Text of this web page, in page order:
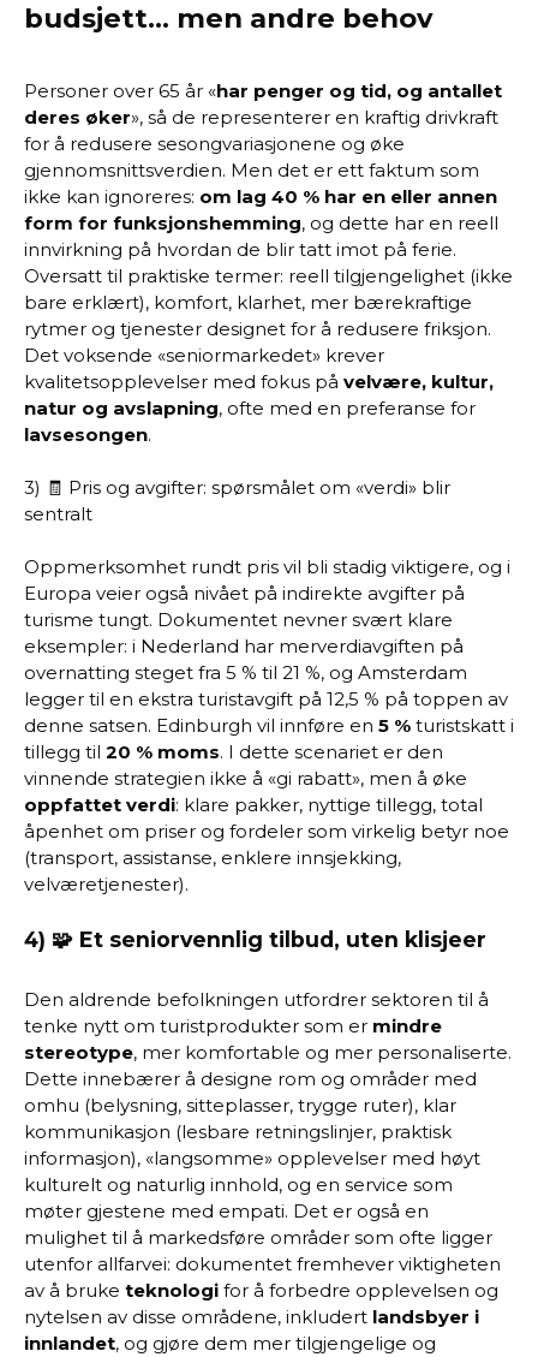
budsjett... men andre behov
Personer over 65 år «har penger og tid, og antallet
deres øker», så de representerer en kraftig drivkraft
for å redusere sesongvariasjonene og øke
gjennomsnittsverdien. Men det er ett faktum som
ikke kan ignoreres: om lag 40 % har en eller annen
form for funksjonshemming, og dette har en reell
innvirkning på hvordan de blir tatt imot på ferie.
Oversatt til praktiske termer: reell tilgjengelighet (ikke
bare erklært), komfort, klarhet, mer bærekraftige
rytmer og tjenester designet for å redusere friksjon.
Det voksende «seniormarkedet» krever
kvalitetsopplevelser med fokus på velvære, kultur,
natur og avslapning, ofte med en preferanse for
lavsesongen.
3) 🧾 Pris og avgifter: spørsmålet om «verdi» blir
sentralt
Oppmerksomhet rundt pris vil bli stadig viktigere, og i
Europa veier også nivået på indirekte avgifter på
turisme tungt. Dokumentet nevner svært klare
eksempler: i Nederland har merverdiavgiften på
overnatting steget fra 5 % til 21 %, og Amsterdam
legger til en ekstra turistavgift på 12,5 % på toppen av
denne satsen. Edinburgh vil innføre en 5 % turistskatt i
tillegg til 20 % moms. I dette scenariet er den
vinnende strategien ikke å «gi rabatt», men å øke
oppfattet verdi: klare pakker, nyttige tillegg, total
åpenhet om priser og fordeler som virkelig betyr noe
(transport, assistanse, enklere innsjekking,
velværetjenester).
4) 🧩 Et seniorvennlig tilbud, uten klisjeer
Den aldrende befolkningen utfordrer sektoren til å
tenke nytt om turistprodukter som er mindre
stereotype, mer komfortable og mer personaliserte.
Dette innebærer å designe rom og områder med
omhu (belysning, sitteplasser, trygge ruter), klar
kommunikasjon (lesbare retningslinjer, praktisk
informasjon), «langsomme» opplevelser med høyt
kulturelt og naturlig innhold, og en service som
møter gjestene med empati. Det er også en
mulighet til å markedsføre områder som ofte ligger
utenfor allfarvei: dokumentet fremhever viktigheten
av å bruke teknologi for å forbedre opplevelsen og
nytelsen av disse områdene, inkludert landsbyer i
innlandet, og gjøre dem mer tilgjengelige og